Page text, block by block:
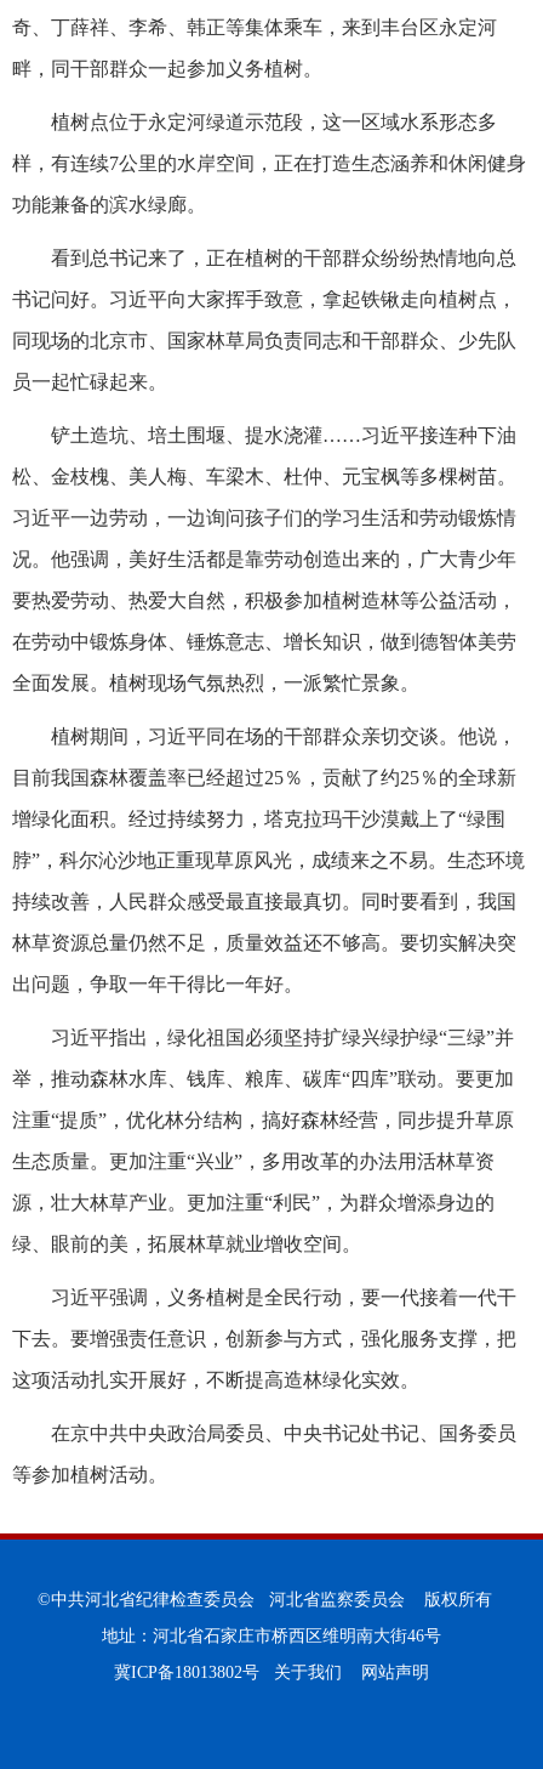
奇、丁薛祥、李希、韩正等集体乘车，来到丰台区永定河
畔，同干部群众一起参加义务植树。
植树点位于永定河绿道示范段，这一区域水系形态多
样，有连续7公里的水岸空间，正在打造生态涵养和休闲健身
功能兼备的滨水绿廊。
看到总书记来了，正在植树的干部群众纷纷热情地向总
书记问好。习近平向大家挥手致意，拿起铁锹走向植树点，
同现场的北京市、国家林草局负责同志和干部群众、少先队
员一起忙碌起来。
铲土造坑、培土围堰、提水浇灌……习近平接连种下油
松、金枝槐、美人梅、车梁木、杜仲、元宝枫等多棵树苗。
习近平一边劳动，一边询问孩子们的学习生活和劳动锻炼情
况。他强调，美好生活都是靠劳动创造出来的，广大青少年
要热爱劳动、热爱大自然，积极参加植树造林等公益活动，
在劳动中锻炼身体、锤炼意志、增长知识，做到德智体美劳
全面发展。植树现场气氛热烈，一派繁忙景象。
植树期间，习近平同在场的干部群众亲切交谈。他说，
目前我国森林覆盖率已经超过25％，贡献了约25％的全球新
增绿化面积。经过持续努力，塔克拉玛干沙漠戴上了“绿围
脖”，科尔沁沙地正重现草原风光，成绩来之不易。生态环境
持续改善，人民群众感受最直接最真切。同时要看到，我国
林草资源总量仍然不足，质量效益还不够高。要切实解决突
出问题，争取一年干得比一年好。
习近平指出，绿化祖国必须坚持扩绿兴绿护绿“三绿”并
举，推动森林水库、钱库、粮库、碳库“四库”联动。要更加
注重“提质”，优化林分结构，搞好森林经营，同步提升草原
生态质量。更加注重“兴业”，多用改革的办法用活林草资
源，壮大林草产业。更加注重“利民”，为群众增添身边的
绿、眼前的美，拓展林草就业增收空间。
习近平强调，义务植树是全民行动，要一代接着一代干
下去。要增强责任意识，创新参与方式，强化服务支撑，把
这项活动扎实开展好，不断提高造林绿化实效。
在京中共中央政治局委员、中央书记处书记、国务委员
等参加植树活动。
©中共河北省纪律检查委员会 河北省监察委员会 版权所有
地址：河北省石家庄市桥西区维明南大街46号
冀ICP备18013802号
关于我们 网站声明